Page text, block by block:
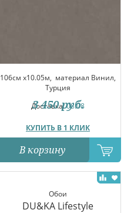
106см x10.05м, материал Винил,
Турция
Доставка:08.08
КУПИТЬ В 1 КЛИК
3 450 руб.
В корзину
Обои
DU&KA Lifestyle